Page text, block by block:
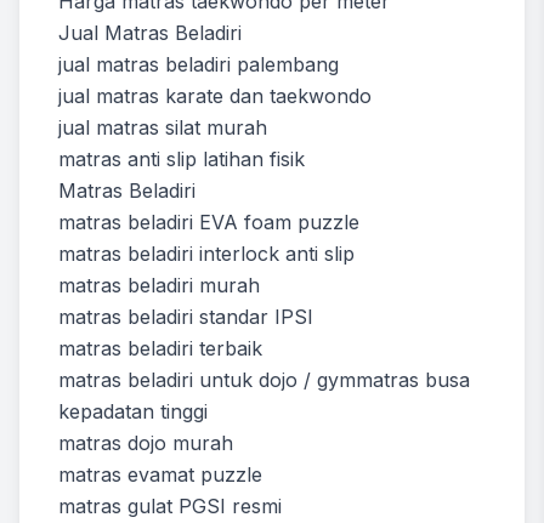
Jual Matras Beladiri
jual matras beladiri palembang
jual matras karate dan taekwondo
jual matras silat murah
matras anti slip latihan fisik
Matras Beladiri
matras beladiri EVA foam puzzle
matras beladiri interlock anti slip
matras beladiri murah
matras beladiri standar IPSI
matras beladiri terbaik
matras beladiri untuk dojo / gymmatras busa
kepadatan tinggi
matras dojo murah
matras evamat puzzle
matras gulat PGSI resmi